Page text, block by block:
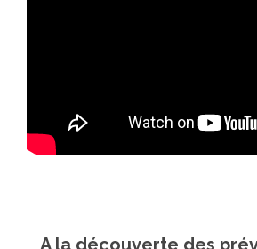
A la découverte des